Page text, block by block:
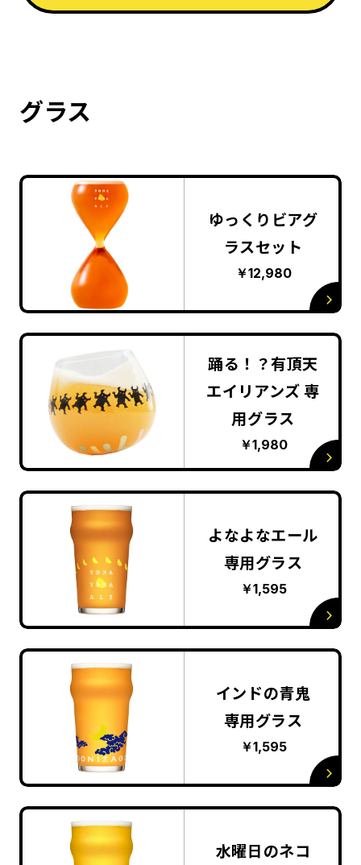
グラス
ゆっくりビアグ
ラスセット
￥12,980
踊る！？有頂天
エイリアンズ 専
用グラス
￥1,980
よなよなエール
専用グラス
￥1,595
インドの青鬼
専用グラス
￥1,595
水曜日のネコ